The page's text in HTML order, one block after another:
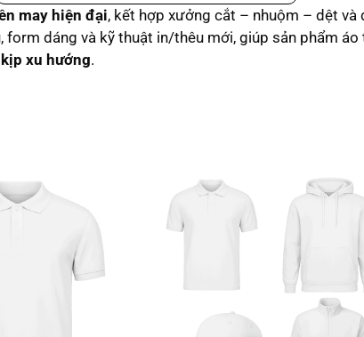
may hiện đại, kết hợp xưởng cắt – nhuộm – dệt và
form dáng và kỹ thuật in/thêu mới, giúp sản phẩm áo
xu hướng.